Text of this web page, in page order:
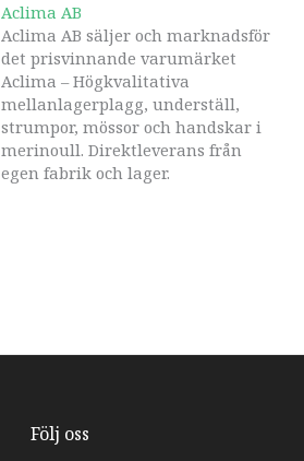
Aclima AB
Aclima AB säljer och marknadsför
det prisvinnande varumärket
Aclima – Högkvalitativa
mellanlagerplagg, underställ,
strumpor, mössor och handskar i
merinoull. Direktleverans från
egen fabrik och lager.
Följ oss